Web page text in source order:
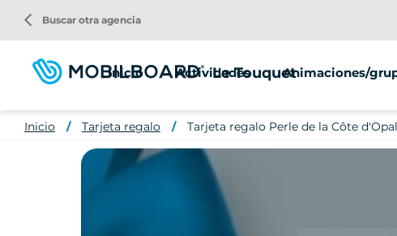
contenido
principal
Le Touquet
Inicio Actividades
Paseo en Segway
Alquiler de scooters
Location de vélo
Animaciones/
arrow_back_ios Buscar otra agencia
Inicio Tarjeta regalo Tarjeta regalo Perle de la Côte